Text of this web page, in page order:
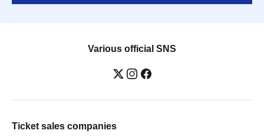
Various official SNS
Ticket sales companies